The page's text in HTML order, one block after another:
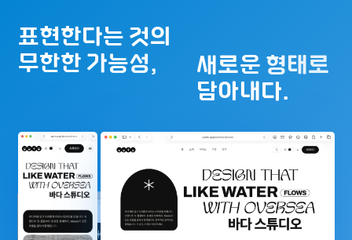
표현한다는 것의
무한한 가능성,
새로운 형태로
담아내다.